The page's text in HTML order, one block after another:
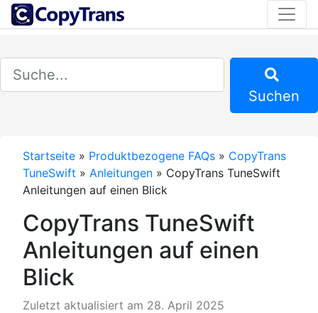
Suchen
Startseite » Produktbezogene FAQs » CopyTrans
TuneSwift » Anleitungen » CopyTrans TuneSwift
Anleitungen auf einen Blick
CopyTrans TuneSwift
Anleitungen auf einen
Blick
Zuletzt aktualisiert am 28. April 2025